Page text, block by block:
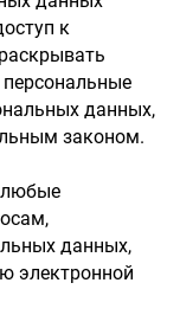
к
данных,
законом.
любые
данных,
электронной